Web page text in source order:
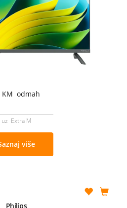
KM odmah
uz Extra M
više
Philips